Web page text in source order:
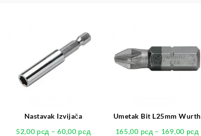
Nastavak Izvijača
52,00 рсд – 60,00 рсд
Umetak Bit L25mm Wurth
165,00 рсд – 169,00 рсд